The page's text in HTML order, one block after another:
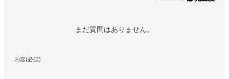
まだ質問はありません。
内容(必須)